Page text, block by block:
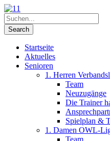
Startseite
Aktuelles
Senioren
1. Herren
Team
Neuzugänge
Die Trainer
Spielplan &
1. Damen OWL-
Team